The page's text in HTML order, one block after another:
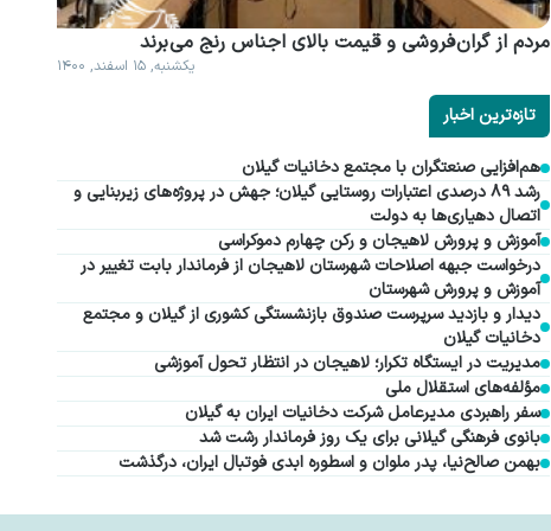
مردم از گران فروشی و قیمت بالای اجناس رنج می برند
یکشنبه, ۱۵ اسفند, ۱۴۰۰
تازه‌ترین اخبار
هم‌افزایی صنعتگران با مجتمع دخانیات گیلان
رشد ۸۹ درصدی اعتبارات روستایی گیلان؛ جهش در پروژه‌های زیربنایی و
اتصال دهیاری‌ها به دولت
آموزش و پرورش لاهیجان و رکن چهارم دموکراسی
درخواست جبهه اصلاحات شهرستان لاهیجان از فرماندار بابت تغییر در
آموزش و پرورش شهرستان
دیدار و بازدید سرپرست صندوق بازنشستگی کشوری از گیلان و مجتمع
دخانیات گیلان
مدیریت در ایستگاه تکرار؛ لاهیجان در انتظار تحول آموزشی
مؤلفه‌های استقلال ملی
سفر راهبردی مدیرعامل شرکت دخانیات ایران به گیلان
بانوی فرهنگی گیلانی برای یک روز فرماندار رشت شد
بهمن صالح‌نیا، پدر ملوان و اسطوره ابدی فوتبال ایران، درگذشت